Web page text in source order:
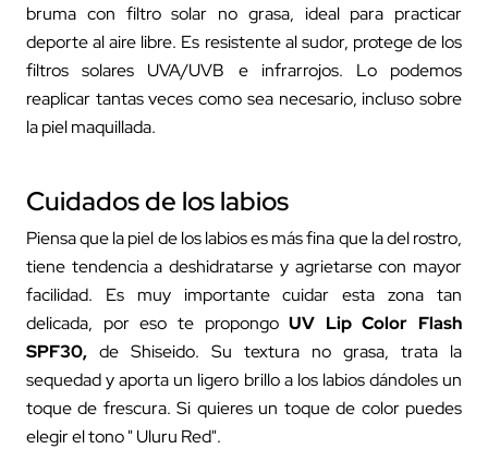
bruma con filtro solar no grasa, ideal para practicar
deporte al aire libre. Es resistente al sudor, protege de los
filtros solares UVA/UVB e infrarrojos. Lo podemos
reaplicar tantas veces como sea necesario, incluso sobre
la piel maquillada.
Cuidados de los labios
Piensa que la piel de los labios es más fina que la del rostro,
tiene tendencia a deshidratarse y agrietarse con mayor
facilidad. Es muy importante cuidar esta zona tan
delicada, por eso te propongoUV Lip Color Flash
SPF30, de Shiseido. Su textura no grasa, trata la
sequedad y aporta un ligero brillo a los labios dándoles un
toque de frescura. Si quieres un toque de color puedes
elegir el tono " Uluru Red".